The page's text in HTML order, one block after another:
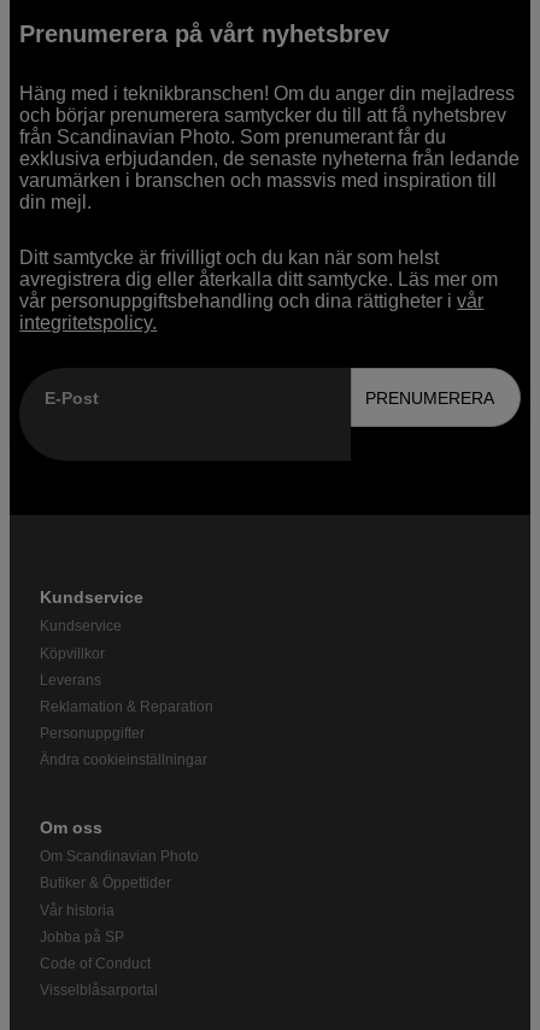
Prenumerera på vårt nyhetsbrev
Häng med i teknikbranschen! Om du anger din mejladress
och börjar prenumerera samtycker du till att få nyhetsbrev
från Scandinavian Photo. Som prenumerant får du
exklusiva erbjudanden, de senaste nyheterna från ledande
varumärken i branschen och massvis med inspiration till
din mejl.
Ditt samtycke är frivilligt och du kan när som helst
avregistrera dig eller återkalla ditt samtycke. Läs mer om
vår personuppgiftsbehandling och dina rättigheter ivår
integritetspolicy.
E-Post PRENUMERERA
Kundservice
Kundservice
Köpvillkor
Leverans
Reklamation & Reparation
Personuppgifter
Ändra cookieinställningar
Om oss
Om Scandinavian Photo
Butiker & Öppettider
Vår historia
Jobba på SP
Code of Conduct
Visselblåsarportal